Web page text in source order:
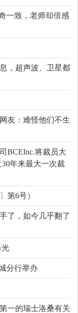
一致，老师却倍感
，超声波、卫星都
友：难怪他们不生
BCEInc.将裁员大
年来最大一次裁
第6号）
了，如今几乎翻了
光
分行举办
一的瑞士洛桑有关